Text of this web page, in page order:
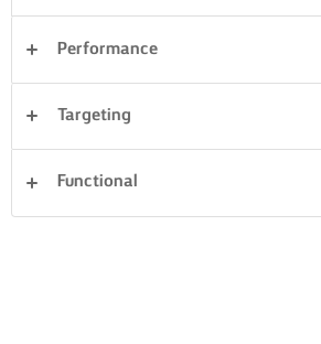
Performance
Targeting
Functional